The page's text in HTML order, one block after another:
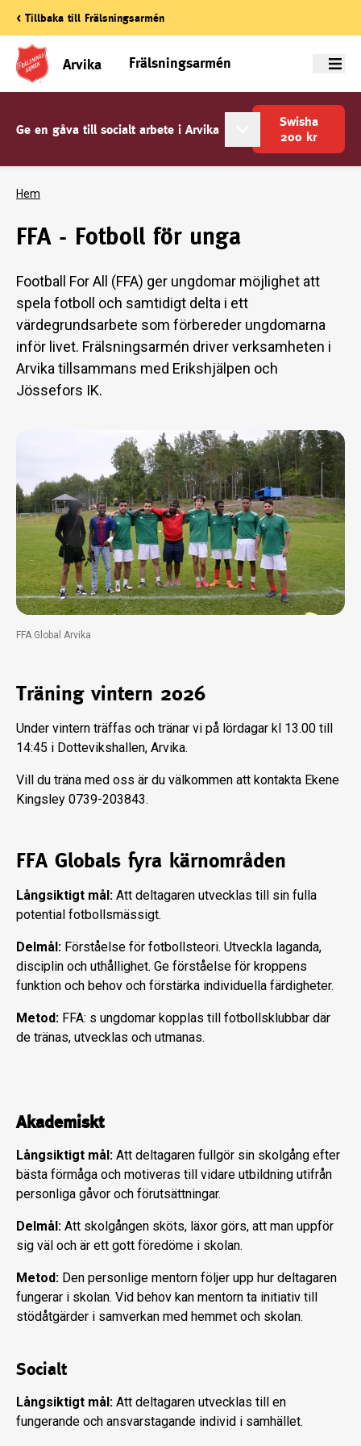
< Tillbaka till Frälsningsarmén
Arvika Frälsningsarmén Meny
Ge en gåva till socialt arbete i Arvika
Swisha
200 kr
Hem
FFA - Fotboll för unga
Football For All (FFA) ger ungdomar möjlighet att
spela fotboll och samtidigt delta i ett
värdegrundsarbete som förbereder ungdomarna
inför livet. Frälsningsarmén driver verksamheten i
Arvika tillsammans med Erikshjälpen och
Jössefors IK.
FFA Global Arvika
Träning vintern 2026
Under vintern träffas och tränar vi på lördagar kl 13.00 till
14:45 i Dottevikshallen, Arvika.
Vill du träna med oss är du välkommen att kontakta Ekene
Kingsley 0739-203843.
FFA Globals fyra kärnområden
Långsiktigt mål: Att deltagaren utvecklas till sin fulla
potential fotbollsmässigt.
Delmål: Förståelse för fotbollsteori. Utveckla laganda,
disciplin och uthållighet. Ge förståelse för kroppens
funktion och behov och förstärka individuella färdigheter.
Metod: FFA: s ungdomar kopplas till fotbollsklubbar där
de tränas, utvecklas och utmanas.
Akademiskt
Långsiktigt mål: Att deltagaren fullgör sin skolgång efter
bästa förmåga och motiveras till vidare utbildning utifrån
personliga gåvor och förutsättningar.
Delmål: Att skolgången sköts, läxor görs, att man uppför
sig väl och är ett gott föredöme i skolan.
Metod: Den personlige mentorn följer upp hur deltagaren
fungerar i skolan. Vid behov kan mentorn ta initiativ till
stödåtgärder i samverkan med hemmet och skolan.
Socialt
Långsiktigt mål: Att deltagaren utvecklas till en
fungerande och ansvarstagande individ i samhället.